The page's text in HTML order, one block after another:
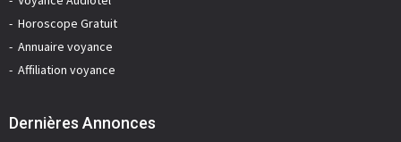
Horoscope Gratuit
Annuaire voyance
Affiliation voyance
Dernières Annonces